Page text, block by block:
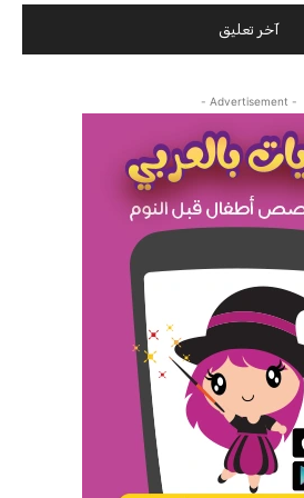
- Advertisement -